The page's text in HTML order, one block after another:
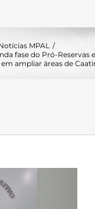
MPAL /
fase do Pró-Reservas
ampliar áreas de